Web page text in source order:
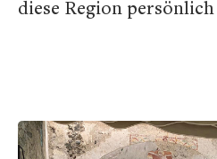
diese Region